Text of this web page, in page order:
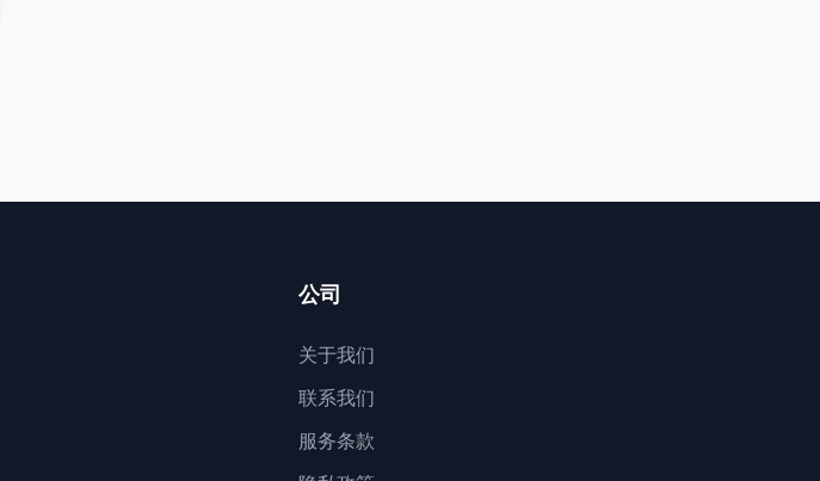
公司
关于我们
联系我们
服务条款